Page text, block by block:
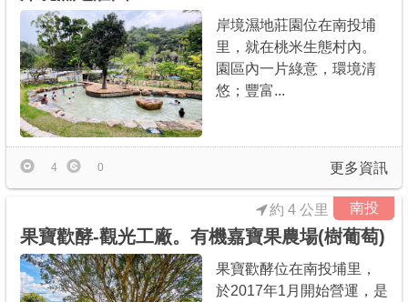
岸境濕地莊園位在南投埔
里，就在桃米生態村內。
園區內一片綠意，環境清
悠；豐富...
更多資訊
4 0
南投
果寶歡酵-觀光工廠。有機嘉寶果農場(樹葡萄)
約 4 公里
果寶歡酵位在南投埔里，
於2017年1月開始營運，是